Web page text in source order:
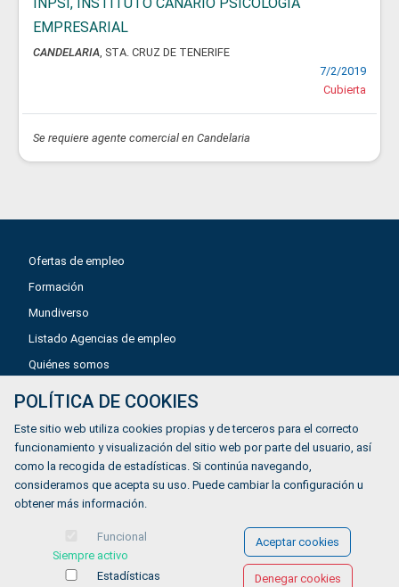
EMPRESARIAL
CANDELARIA, STA. CRUZ DE TENERIFE
7/2/2019
Cubierta
Se requiere agente comercial en Candelaria
Ofertas de empleo
Formación
Mundiverso
Listado Agencias de empleo
Quiénes somos
Política de privacidad
Política de Cookies
Accesibilidad
POLÍTICA DE COOKIES
Este sitio web utiliza cookies propias y de terceros para el correcto
funcionamiento y visualización del sitio web por parte del usuario, así
como la recogida de estadísticas. Si continúa navegando,
consideramos que acepta su uso. Puede cambiar la configuración u
obtener más información.
Funcional
Siempre activo
Estadísticas
Aceptar cookies
Denegar cookies